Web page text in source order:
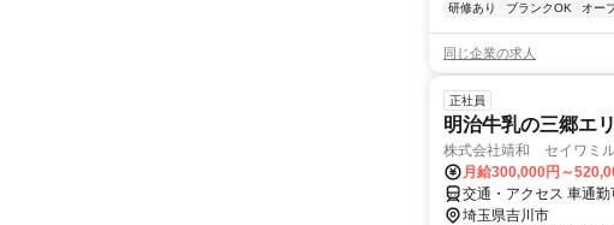
研修あり
ブランクOK オー
同じ企業の求人
正社員
明治牛乳の三郷エ
株式会社靖和 セイワミ
月給300,000円～
交通・アクセス 車通
埼玉県吉川市